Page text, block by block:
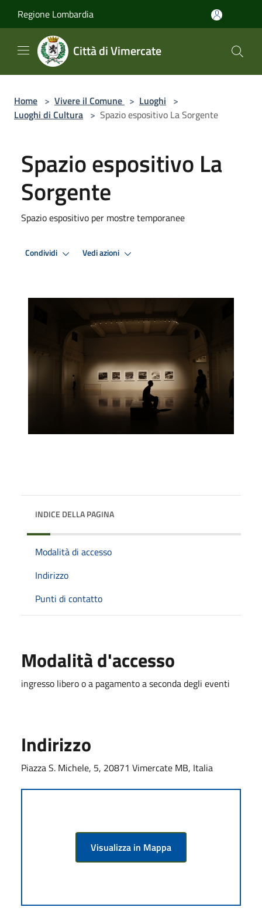
Regione Lombardia
Città di Vimercate
Home > Vivere il Comune > Luoghi >
Luoghi di Cultura > Spazio espositivo La Sorgente
Spazio espositivo La
Sorgente
Spazio espositivo per mostre temporanee
Condividi Vedi azioni
INDICE DELLA PAGINA
Modalità di accesso
Indirizzo
Punti di contatto
Modalità d'accesso
ingresso libero o a pagamento a seconda degli eventi
Indirizzo
Piazza S. Michele, 5, 20871 Vimercate MB, Italia
Visualizza in Mappa